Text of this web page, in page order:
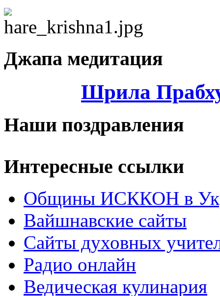
Джапа медитация
Шрила
Наши поздравления
Интересные ссылки
Общины ИСККОН в
Вайшнавские сайты
Сайты духовных
Радио онлайн
Ведическая кулинария